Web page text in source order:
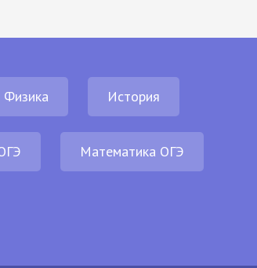
Физика История
Математика ОГЭ